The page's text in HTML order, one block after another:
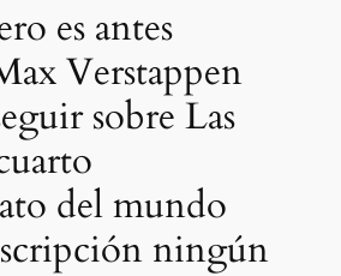
es antes
Verstappen
sobre Las
del mundo
ningún